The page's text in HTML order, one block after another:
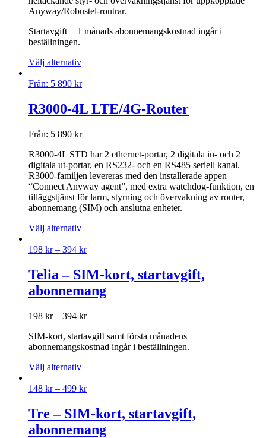
Anyway/Robustel-routrar.
Startavgift + 1 månads abonnemangskostnad ingår i
beställningen.
Välj alternativ
Från: 5 890 kr
R3000-4L LTE/4G-Router
Från: 5 890 kr
R3000-4L STD har 2 ethernet-portar, 2 digitala in- och 2
digitala ut-portar, en RS232- och en RS485 seriell kanal.
R3000-familjen levereras med den installerade appen
“Connect Anyway agent”, med extra watchdog-funktion, en
tilläggstjänst för larm, styrning och övervakning av router,
abonnemang (SIM) och anslutna enheter.
Välj alternativ
198 kr– 394 kr
Telia – SIM-kort, startavgift,
abonnemang
198 kr– 394 kr
SIM-kort, startavgift samt första månadens
abonnemangskostnad ingår i beställningen.
Välj alternativ
148 kr– 499 kr
Tre – SIM-kort, startavgift,
abonnemang